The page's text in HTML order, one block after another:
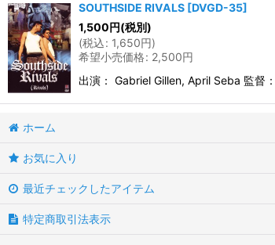
SOUTHSIDE RIVALS [DVGD-35]
1,500円(税別)
(税込: 1,650円)
希望小売価格: 2,500円
出演： Gabriel Gillen, April Seba 監督
ホーム
お気に入り
最近チェックしたアイテム
特定商取引法表示